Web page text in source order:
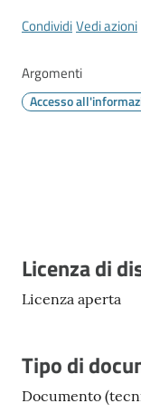
Menu selezionato
CondividiVedi azioni
Argomenti
Accesso
Descrizione
Licenza di
Licenza aperta
Tipo di
Documento